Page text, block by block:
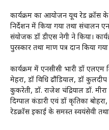
कार्यक्रम का आयोजन यूथ रेड क्रॉस
निर्देशन में किया गया तथा संचालन
संयोजक डॉ डीएस नेगी ने किया।
पुरस्कार तथा प्रमाण पत्र प्रदान किया
कार्यक्रम में एनसीसी प्रभारी डॉ एलएम
मेहरा, डॉ विधि ढौंडियाल, डॉ
कुकरेती, डॉ. राजेश चंद्रियाल डॉ.
दिग्पाल कंडारी एवं डॉ कृतिका
रेडक्रॉस इकाई के समस्त स्वयंसेवी तथा